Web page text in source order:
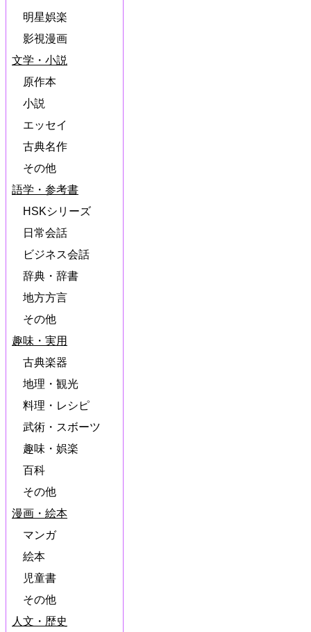
明星娯楽
影視漫画
文学・小説
原作本
小説
エッセイ
古典名作
その他
語学・参考書
HSKシリーズ
日常会話
ビジネス会話
辞典・辞書
地方方言
その他
趣味・実用
古典楽器
地理・観光
料理・レシピ
武術・スボーツ
趣味・娯楽
百科
その他
漫画・絵本
マンガ
絵本
児童書
その他
人文・歴史